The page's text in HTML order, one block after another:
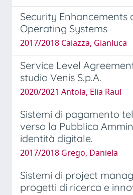
Security Enhancements
Operating Systems
2017/2018 Caiazza, Gianluca
Service Level
studio Venis S.p.A.
2020/2021 Antola, Elia Raul
Sistemi di pagamento
verso la Pubblica
identità digitale.
2017/2018 Grego, Daniela
Sistemi di project
progetti di ricerca e